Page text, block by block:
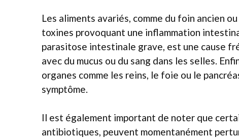
Les aliments avariés, comme du foin ancien
toxines provoquant une inflammation
parasitose intestinale grave, est une cause
avec du mucus ou du sang dans les selles.
organes comme les reins, le foie ou le
symptôme.
Il est également important de noter que
antibiotiques, peuvent momentanément